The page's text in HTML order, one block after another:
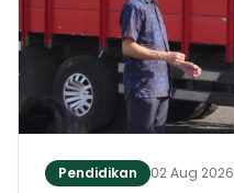
Pendidikan 02 Aug 2026